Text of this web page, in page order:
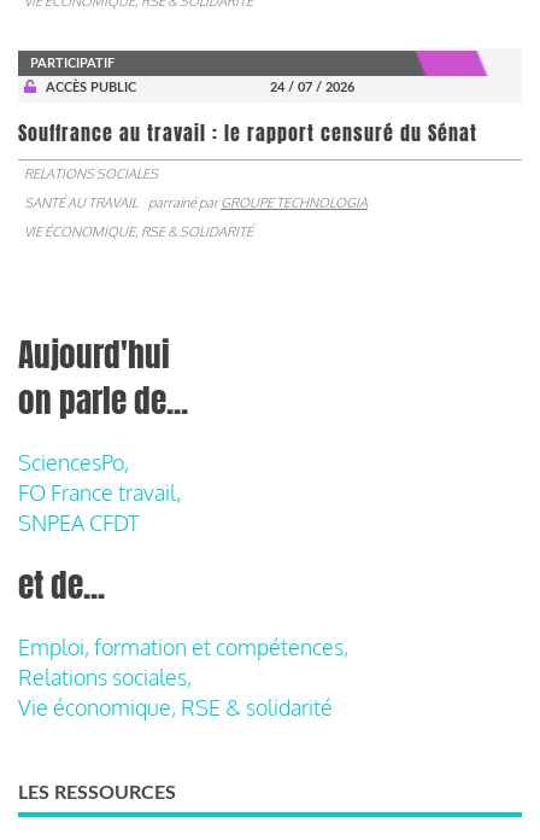
PARTICIPATIF
ACCÈS PUBLIC
24 / 07 / 2026
Souffrance au travail : le rapport censuré du Sénat
RELATIONS SOCIALES
SANTÉ AU TRAVAIL
parrainé parGROUPE TECHNOLOGIA
VIE ÉCONOMIQUE, RSE & SOLIDARITÉ
Aujourd'hui
on parle de...
SciencesPo,
FO France travail,
SNPEA CFDT
et de...
Emploi, formation et compétences,
Relations sociales,
Vie économique, RSE & solidarité
LES RESSOURCES